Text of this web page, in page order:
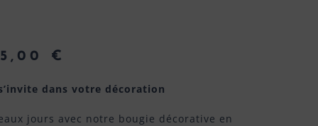
€
de
10,90 €
dans votre décoration
jours avec notre bougie décorative en